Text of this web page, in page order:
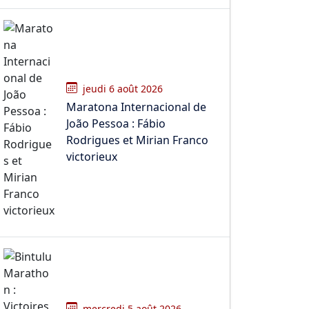
jeudi 6 août 2026
Maratona Internacional de
João Pessoa : Fábio
Rodrigues et Mirian Franco
victorieux